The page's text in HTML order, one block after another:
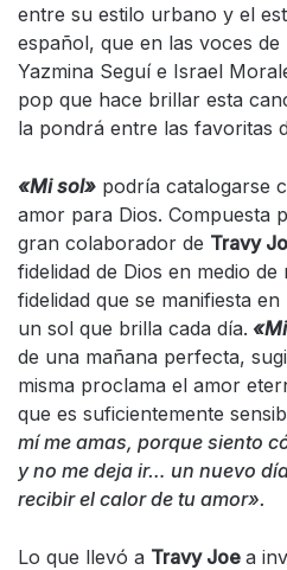
entre su estilo urbano y el
español, que en las voces
Yazmina Seguí e Israel
pop que hace brillar esta
la pondrá entre las favoritas
«Mi sol» podría catalogarse
amor para Dios. Compuesta
gran colaborador de Travy
fidelidad de Dios en medio
fidelidad que se manifiesta
un sol que brilla cada día.
de una mañana perfecta,
misma proclama el amor
que es suficientemente
mí me amas, porque siento
y no me deja ir… un nuevo
recibir el calor de tu amor».
Lo que llevó a Travy Joe a